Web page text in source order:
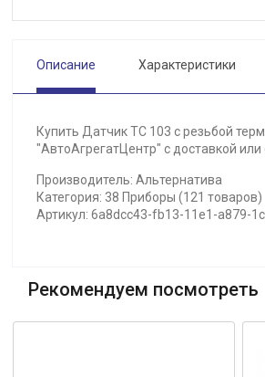
Описание Характеристики
Купить Датчик ТС 103 с резьбой
"АвтоАгрегатЦентр" с доставкой
Производитель: Альтернатива
Категория: 38 Приборы (121 товаров)
Артикул: 6a8dcc43-fb13-11e1-a879-
Рекомендуем посмотреть